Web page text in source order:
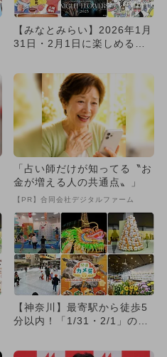
【みなとみらい】2026年1月
31日・2月1日に楽しめるイ
「占い師だけが知ってる〝お
金が増える人の共通点〟」
【PR】合同会社デジタルファーム
【神奈川】最寄駅から徒歩5
分以内！「1/31・2/1」の週